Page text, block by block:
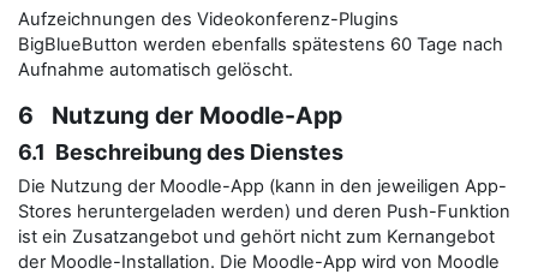
Aufzeichnungen des Videokonferenz-Plugins
BigBlueButton werden ebenfalls spätestens 60 Tage nach
Aufnahme automatisch gelöscht.
6 Nutzung der Moodle-App
6.1 Beschreibung des Dienstes
Die Nutzung der Moodle-App (kann in den jeweiligen App-
Stores heruntergeladen werden) und deren Push-Funktion
ist ein Zusatzangebot und gehört nicht zum Kernangebot
der Moodle-Installation. Die Moodle-App wird von Moodle